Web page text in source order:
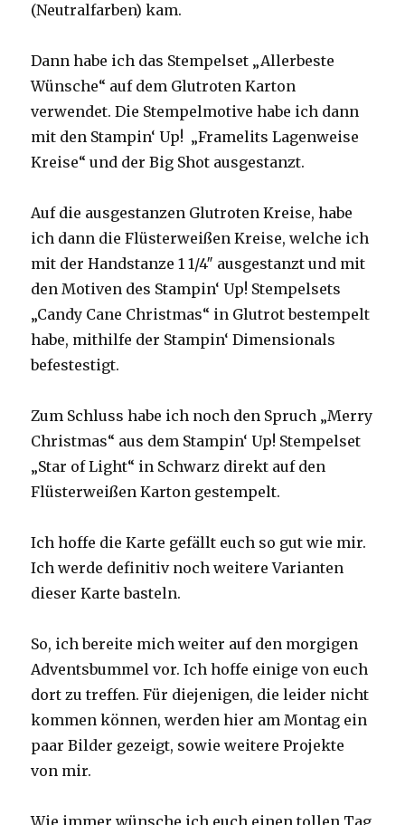
(Neutralfarben) kam.
Dann habe ich das Stempelset „Allerbeste
Wünsche“ auf dem Glutroten Karton
verwendet. Die Stempelmotive habe ich dann
mit den Stampin‘ Up! „Framelits Lagenweise
Kreise“ und der Big Shot ausgestanzt.
Auf die ausgestanzen Glutroten Kreise, habe
ich dann die Flüsterweißen Kreise, welche ich
mit der Handstanze 1 1/4″ ausgestanzt und mit
den Motiven des Stampin‘ Up! Stempelsets
„Candy Cane Christmas“ in Glutrot bestempelt
habe, mithilfe der Stampin‘ Dimensionals
befestestigt.
Zum Schluss habe ich noch den Spruch „Merry
Christmas“ aus dem Stampin‘ Up! Stempelset
„Star of Light“ in Schwarz direkt auf den
Flüsterweißen Karton gestempelt.
Ich hoffe die Karte gefällt euch so gut wie mir.
Ich werde definitiv noch weitere Varianten
dieser Karte basteln.
So, ich bereite mich weiter auf den morgigen
Adventsbummel vor. Ich hoffe einige von euch
dort zu treffen. Für diejenigen, die leider nicht
kommen können, werden hier am Montag ein
paar Bilder gezeigt, sowie weitere Projekte
von mir.